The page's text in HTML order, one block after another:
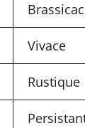
Vivace
Rustique